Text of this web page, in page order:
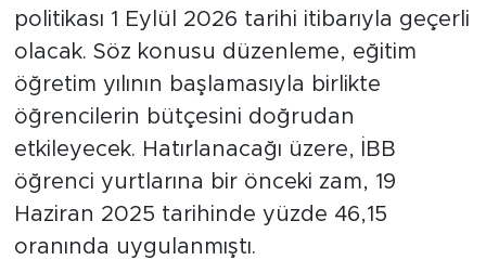
politikası 1 Eylül 2026 tarihi itibarıyla geçerli
olacak. Söz konusu düzenleme, eğitim
öğretim yılının başlamasıyla birlikte
öğrencilerin bütçesini doğrudan
etkileyecek. Hatırlanacağı üzere, İBB
öğrenci yurtlarına bir önceki zam, 19
Haziran 2025 tarihinde yüzde 46,15
oranında uygulanmıştı.